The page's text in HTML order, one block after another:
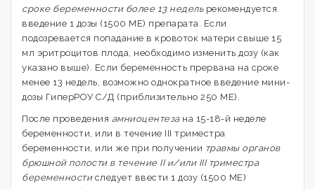
сроке беременности более 13 недельрекомендуется
введение 1 дозы (1500 МЕ) препарата. Если
подозревается попадание в кровоток матери свыше 15
мл эритроцитов плода, необходимо изменить дозу (как
указано выше). Если беременность прервана на сроке
менее 13 недель, возможно однократное введение мини-
дозы ГиперРОУ С/Д (приблизительно 250 МЕ).
После проведения амниоцентезана 15-18-й неделе
беременности, или в течение III триместра
беременности, или же при получении травмы органов
брюшной полости в течение II и/или III триместра
беременностиследует ввести 1 дозу (1500 МЕ)